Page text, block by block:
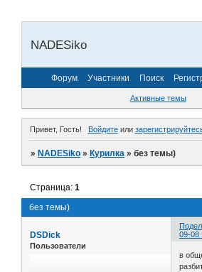
NADESiko
Форум Участники Поиск
Активные темы
Привет, Гость! Войдитеили
»NADESiko »Курилка »без темы)
без темы)
Страница:1
09-08
DSDick
Пользователи
в